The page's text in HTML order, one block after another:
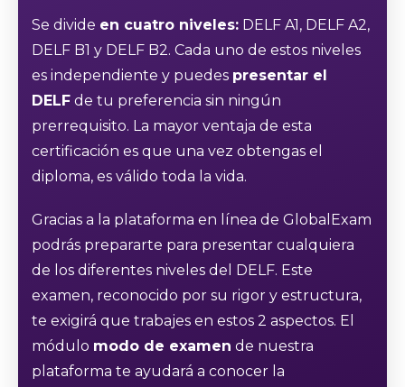
Se divide en cuatro niveles: DELF A1, DELF A2,
DELF B1 y DELF B2. Cada uno de estos niveles
es independiente y puedes presentar el
DELF de tu preferencia sin ningún
prerrequisito. La mayor ventaja de esta
certificación es que una vez obtengas el
diploma, es válido toda la vida.
Gracias a la plataforma en línea de GlobalExam
podrás prepararte para presentar cualquiera
de los diferentes niveles del DELF. Este
examen, reconocido por su rigor y estructura,
te exigirá que trabajes en estos 2 aspectos. El
módulo modo de examen de nuestra
plataforma te ayudará a conocer la